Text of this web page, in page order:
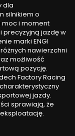
dla
silnikiem o
moc i moment
precyzyjną jazdę w
marki ENGI
nawierzchni
możliwość
pozycję.
Factory Racing
jazdy.
sprawiają, że